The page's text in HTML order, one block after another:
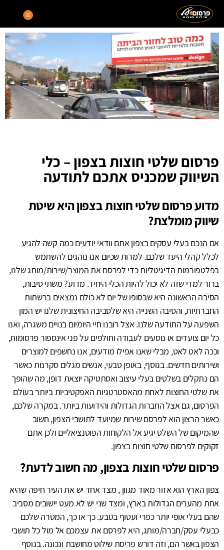
פרסום שלטי חוצות בצפון – כלי
השיווק שמכניס אתכם לתודעה
מדוע פרסום שלטי חוצות בצפון היא שיטת
שיווק מומלצת?
אם הנכם בעלי עסקים בצפון אתם וודאי יודעים כמה קשה להגיע
לכלל קהלי היעד שלכם. למרות שכיום אנו נוהגים להשתמש
בפלטפורמות הדיגיטליות כדי לפרסם את המוצר/שירות/מותג שלנו,
ברור למדי שזה לא יכול להיות הכלי היחיד. מדוע? משתי סיבות,
הסיבה הראשונה היא שבסופו של יום לא כולם נמצאים ברשתות
החברתיות, והסיבה השנייה היא שלסביבה החיצונית שלנו יש המון
השפעה על התודעה שלנו. אצל רובנו חיי היומיום בנויים משגרה, ואנו
כל יום צועדים או נוסעים לעבודה וחולפים על פני אינספור פרסומות,
וככה לאט לאט, מבלי שאנו אפילו מודעים, אנו נחשפים למוצרים
ושירותים חדשים. בנוסף, באופן טבעי, אנשים מגלים סקרנות כאשר
הם נתקלים בשלטים בעלי עיצוב ואסתטיקה יוצאת דופן, מה שהופך
את שלטי החוצות לאחת מהאסטרטגיות האפקטיביות ביותר בעולם
הפרסום, גם אצל החברות הגדולות והידועות ביותר. במקרה שלכם,
כאשר הרצון הוא לפרסם שירות שמיועד לתושבי הצפון, חשוב
שהמיקום של השלט יגיע אל הלקוחות הפוטנציאליים ולכן אתם
זקוקים לפרסום שלטי חוצות בצפון.
פרסום שלטי חוצות בצפון, מה חשוב לדעת?
צפון הארץ הוא אזור מאוד מגוון , מצד אחד יש את העיר חיפה שהיא
אחת מהערים הגדולות בארץ, ומצד שני יש לא מעט יישובים מסביב
שהם בעלי אופי יותר כפרי ועטוף בטבע. כך או כך, המטרה שלכם
כבעלי עסק/חברה/מותג, היא לפרסם את עצמכם אל מול כל תושבי
הצפון באשר הם, וזה דורש פריסת שילוט מחושבת ונכונה. בנוסף